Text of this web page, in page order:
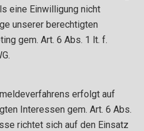
eine Einwilligung nicht
unserer berechtigten
gem. Art. 6 Abs. 1 lt. f.
erfolgt auf
Interessen gem. Art. 6 Abs.
richtet sich auf den Einsatz